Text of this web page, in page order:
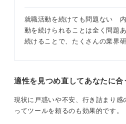
就職活動を続けても問題ない
動を続けられることは全く問題
続けることで、たくさんの業界
適性を見つめ直してあなたに合
現状に戸惑いや不安、行き詰まり感
ってツールを頼るのも効果的です。